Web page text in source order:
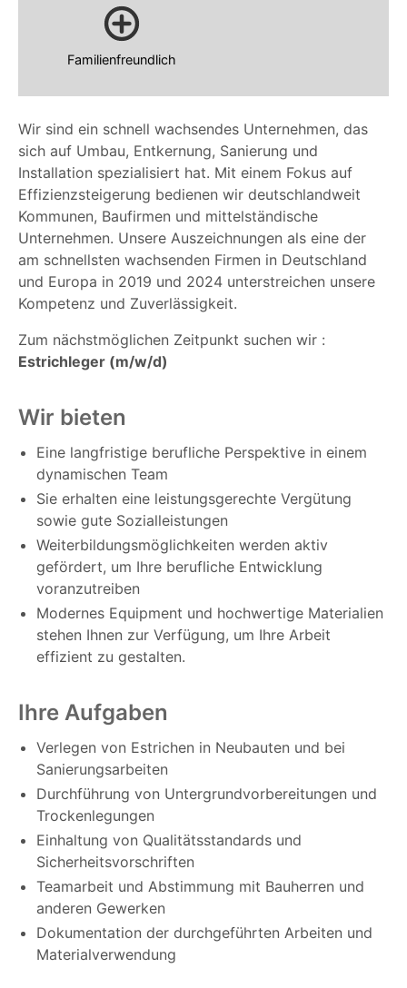
Wir sind ein schnell wachsendes Unternehmen, das
sich auf Umbau, Entkernung, Sanierung und
Installation spezialisiert hat. Mit einem Fokus auf
Effizienzsteigerung bedienen wir deutschlandweit
Kommunen, Baufirmen und mittelständische
Unternehmen. Unsere Auszeichnungen als eine der
am schnellsten wachsenden Firmen in Deutschland
und Europa in 2019 und 2024 unterstreichen unsere
Kompetenz und Zuverlässigkeit.
Zum nächstmöglichen Zeitpunkt suchen wir :
Estrichleger (m/w/d)
Wir bieten
Eine langfristige berufliche Perspektive in einem
dynamischen Team
Sie erhalten eine leistungsgerechte Vergütung
sowie gute Sozialleistungen
Weiterbildungsmöglichkeiten werden aktiv
gefördert, um Ihre berufliche Entwicklung
voranzutreiben
Modernes Equipment und hochwertige Materialien
stehen Ihnen zur Verfügung, um Ihre Arbeit
effizient zu gestalten.
Ihre Aufgaben
Verlegen von Estrichen in Neubauten und bei
Sanierungsarbeiten
Durchführung von Untergrundvorbereitungen und
Trockenlegungen
Einhaltung von Qualitätsstandards und
Sicherheitsvorschriften
Teamarbeit und Abstimmung mit Bauherren und
anderen Gewerken
Dokumentation der durchgeführten Arbeiten und
Materialverwendung
Familienfreundlich